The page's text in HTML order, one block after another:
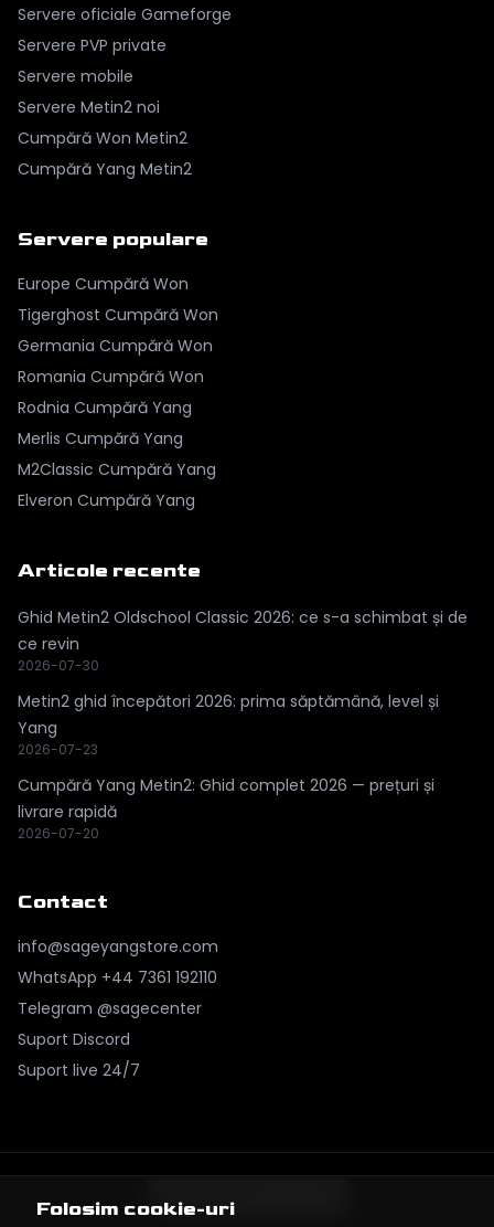
Servere oficiale Gameforge
Servere PVP private
Servere mobile
Servere Metin2 noi
Cumpără Won Metin2
Cumpără Yang Metin2
Servere populare
Europe Cumpără Won
Tigerghost Cumpără Won
Germania Cumpără Won
Romania Cumpără Won
Rodnia Cumpără Yang
Merlis Cumpără Yang
M2Classic Cumpără Yang
Elveron Cumpără Yang
Articole recente
Ghid Metin2 Oldschool Classic 2026: ce s-a schimbat și de
ce revin
2026-07-30
Metin2 ghid începători 2026: prima săptămână, level și
Yang
2026-07-23
Cumpără Yang Metin2: Ghid complet 2026 — prețuri și
livrare rapidă
2026-07-20
Contact
info@sageyangstore.com
WhatsApp +44 7361 192110
Telegram @sagecenter
Suport Discord
Suport live 24/7
Folosim cookie-uri